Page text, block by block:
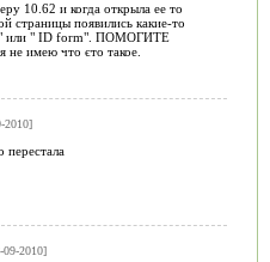
10.62 и когда открыла ее то
страницы появились какие-то
или " ID form". ПОМОГИТЕ
имею что єто такое.
2010]
09-2010]